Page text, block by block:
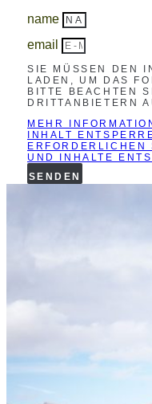
name
email
SIE MÜSSEN DEN
LADEN, UM DAS
BITTE BEACHTEN
DRITTANBIETERN
MEHR
INHALT
ERFORDERLICHEN
UND INHALTE
SENDEN